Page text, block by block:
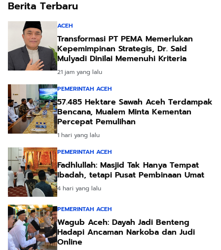
Berita Terbaru
ACEH
Transformasi PT PEMA Memerlukan
Kepemimpinan Strategis, Dr. Said
Mulyadi Dinilai Memenuhi Kriteria
21 jam yang lalu
PEMERINTAH ACEH
57.485 Hektare Sawah Aceh Terdampak
Bencana, Mualem Minta Kementan
Percepat Pemulihan
1 hari yang lalu
PEMERINTAH ACEH
Fadhlullah: Masjid Tak Hanya Tempat
Ibadah, tetapi Pusat Pembinaan Umat
4 hari yang lalu
PEMERINTAH ACEH
Wagub Aceh: Dayah Jadi Benteng
Hadapi Ancaman Narkoba dan Judi
Online